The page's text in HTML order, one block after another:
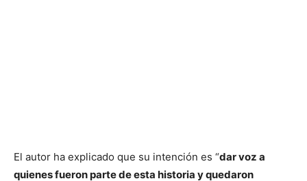
El autor ha explicado que su intención es “dar voz a
quienes fueron parte de esta historia y quedaron